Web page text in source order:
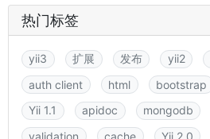
热门标签
yii3 扩展 发布 yii2
auth client
html bootstrap
Yii 1.1
apidoc mongodb
validation
cache Yii 2.0